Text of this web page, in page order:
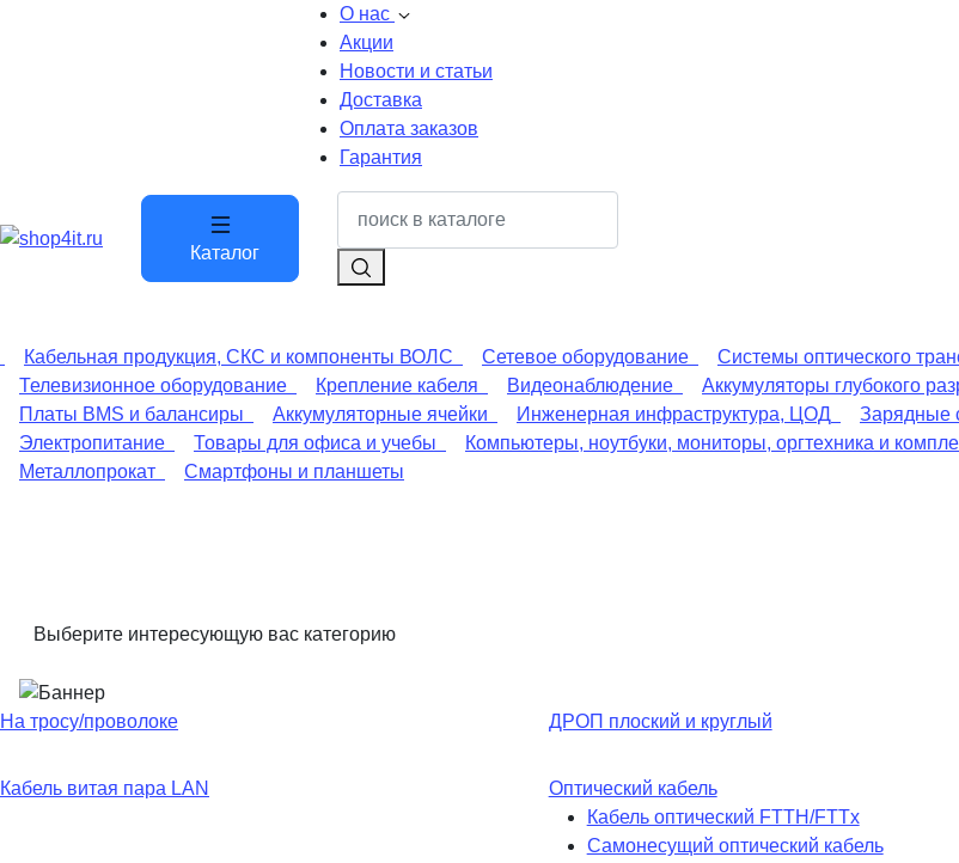
О нас
Акции
Новости и статьи
Доставка
Оплата заказов
Гарантия
Каталог
Кабельная продукция, СКС и компоненты ВОЛС Сетевое оборудование Системы оптического
Телевизионное оборудование
Крепление кабеля Видеонаблюдение Аккумуляторы глубокого
Платы BMS и балансиры
Аккумуляторные ячейки Инженерная инфраструктура, ЦОД Зарядные
Электропитание
Товары для офиса и учебы Компьютеры, ноутбуки, мониторы, оргтехника и
Металлопрокат
Смартфоны и планшеты
Выберите интересующую вас категорию
На тросу/проволоке ДРОП плоский и круглый
Кабель витая пара LAN
Оптический кабель
Кабель оптический FTTH/FTTx
Самонесущий оптический кабель